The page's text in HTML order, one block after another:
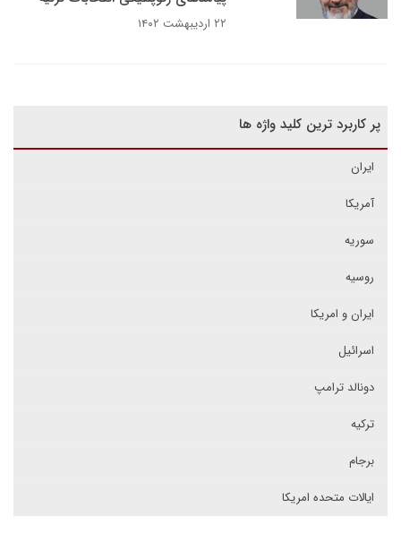
۲۲ اردیبهشت ۱۴۰۲
پر کاربرد ترین کلید واژه ها
ایران
آمریکا
سوریه
روسیه
ایران و امریکا
اسرائیل
دونالد ترامپ
ترکیه
برجام
ایالات متحده امریکا